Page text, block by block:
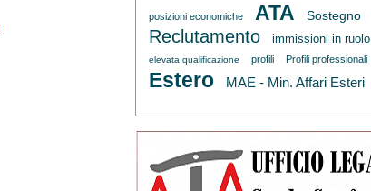
posizioni economiche ATA Sostegno
Reclutamento immissioni in ruolo
elevata qualificazione profili Profili professionali
Estero MAE - Min. Affari Esteri